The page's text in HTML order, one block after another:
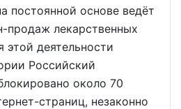
постоянной основе ведёт
продаж лекарственных
этой деятельности
Российский
около 70
страниц, незаконно